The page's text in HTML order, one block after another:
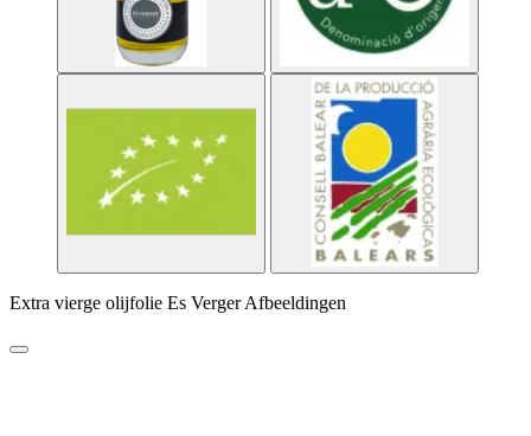
Extra vierge olijfolie Es Verger Afbeeldingen